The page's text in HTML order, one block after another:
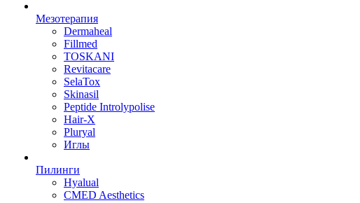
Мезотерапия
Dermaheal
Fillmed
TOSKANI
Revitacare
SelaTox
Skinasil
Peptide Introlypolise
Hair-X
Pluryal
Иглы
Пилинги
Hyalual
CMED Aesthetics